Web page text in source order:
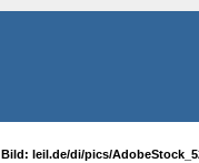
Bild: leil.de/di/pics/